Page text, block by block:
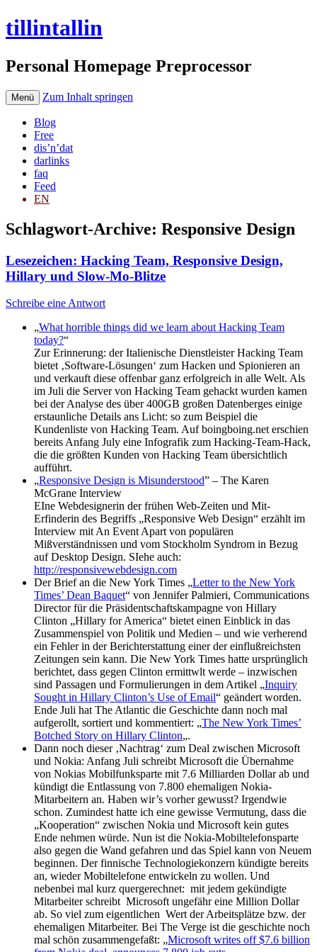
tillintallin
Personal Homepage Preprocessor
Menü Zum Inhalt springen
Blog
Free
dis’n’dat
darlinks
faq
Feed
EN
Schlagwort-Archive: Responsive Design
Lesezeichen: Hacking Team, Responsive Design,
Hillary und Slow-Mo-Blitze
Schreibe eine Antwort
„What horrible things did we learn about Hacking Team
today?“
Zur Erinnerung: der Italienische Dienstleister Hacking Team
bietet ‚Software-Lösungen‘ zum Hacken und Spionieren an
und verkauft diese offenbar ganz erfolgreich in alle Welt. Als
im Juli die Server von Hacking Team gehackt wurden kamen
bei der Analyse des über 400GB großen Datenberges einige
erstaunliche Details ans Licht: so zum Beispiel die
Kundenliste von Hacking Team. Auf boingboing.net erschien
bereits Anfang July eine Infografik zum Hacking-Team-Hack,
die die größten Kunden von Hacking Team übersichtlich
aufführt.
„Responsive Design is Misunderstood” – The Karen
McGrane Interview
EIne Webdesignerin der frühen Web-Zeiten und Mit-
Erfinderin des Begriffs „Responsive Web Design“ erzählt im
Interview mit An Event Apart von populären
Mißverständnissen und vom Stockholm Syndrom in Bezug
auf Desktop Design. SIehe auch:
http://responsivewebdesign.com
Der Brief an die New York Times „Letter to the New York
Times’ Dean Baquet“ von Jennifer Palmieri, Communications
Director für die Präsidentschaftskampagne von Hillary
Clinton „Hillary for America“ bietet einen Einblick in das
Zusammenspiel von Politik und Medien – und wie verherend
ein Fehler in der Berichterstattung einer der einflußreichsten
Zeitungen sein kann. Die New York Times hatte ursprünglich
berichtet, dass gegen Clinton ermittwlt werde – inzwischen
sind Passagen und Formulierungen in dem Artikel „Inquiry
Sought in Hillary Clinton’s Use of Email“ geändert worden.
Ende Juli hat The Atlantic die Geschichte dann noch mal
aufgerollt, sortiert und kommentiert: „The New York Times’
Botched Story on Hillary Clinton„.
Dann noch dieser ‚Nachtrag‘ zum Deal zwischen Microsoft
und Nokia: Anfang Juli schreibt Microsoft die Übernahme
von Nokias Mobilfunksparte mit 7.6 Milliarden Dollar ab und
kündigt die Entlassung von 7.800 ehemaligen Nokia-
Mitarbeitern an. Haben wir’s vorher gewusst? Irgendwie
schon. Zumindest hatte ich eine gewisse Vermutung, dass die
„Kooperation“ zwischen Nokia und Microsoft kein gutes
Ende nehmen würde. Nun ist die Nokia-Mobiltelefonsparte
also gegen die Wand gefahren und das Spiel kann von Neuem
beginnen. Der finnische Technologiekonzern kündigte bereits
an, wieder Mobiltelefone entwickeln zu wollen. Und
nebenbei mal kurz quergerechnet: mit jedem gekündigte
Mitarbeiter schreibt Microsoft ungefähr eine Million Dollar
ab. So viel zum eigentlichen Wert der Arbeitsplätze bzw. der
ehemaligen Mitarbeiter. Bei The Verge ist die geschichte noch
mal schön zusammengefaßt: „Microsoft writes off $7.6 billion